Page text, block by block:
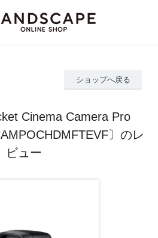
ショップへ戻る
Cinema Camera Pro
〕のレ
ビュー